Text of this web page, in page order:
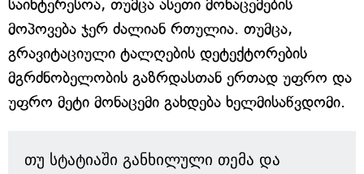
საინტერესოა, თუმცა ასეთი მონაცემების
მოპოვება ჯერ ძალიან რთულია. თუმცა,
გრავიტაციული ტალღების დეტექტორების
მგრძნობელობის გაზრდასთან ერთად უფრო და
უფრო მეტი მონაცემი გახდება ხელმისაწვდომი.
თუ სტატიაში განხილული თემა და